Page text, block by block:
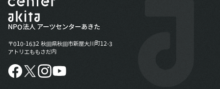
NPO法人 アーツセンターあきた
〒010-1632 秋田県秋田市新屋大川町12-3
アトリエももさだ内